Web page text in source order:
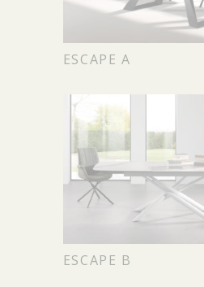
ESCAPE A
ESCAPE B